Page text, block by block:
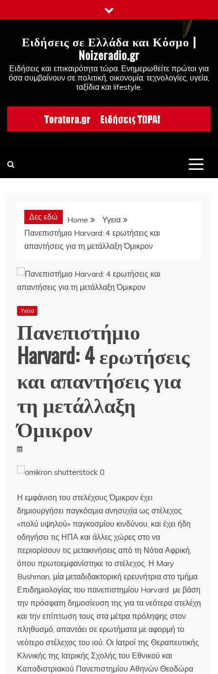
to
Ειδήσεις σε Ελλάδα και Κόσμο |
Noizeradio.gr
Ειδήσεις και επικαιρότητα τώρα. Ενημερωθείτε πρώτοι για
όσα συμβαίνουν σε πολιτική, οικονομία, τεχνολογίες, υγεία,
ταξίδια και lifestyle.
Δες εδώ Home
Υγεια
Πανεπιστήμιο Harvard: 4 ερωτήσεις και
απαντήσεις για τη μετάλλαξη Όμικρον
Υγεια
Πανεπιστήμιο
Harvard: 4 ερωτήσεις
και απαντήσεις για
τη μετάλλαξη
Όμικρον
Η εμφάνιση του στελέχους Όμικρον έχει
δημιουργήσει παγκόσμια ανησυχία ως στέλεχος
«πολύ υψηλού» παγκοσμίου κινδύνου, και έχει ήδη
οδηγήσει τις ΗΠΑ και άλλες χώρες στο να
περιορίσουν τις μετακινήσεις από τη Νότια Αφρική,
όπου πρωτοεμφανίστηκε το στέλεχος. Η Mary
Bushman, μία μεταδιδακτορική ερευνήτρια στο τμήμα
Επιδημιολογίας του πανεπιστημίου Harvard με βάση
την πρόσφατη δημοσίευση της για τα νεότερα στελέχη
και την επίπτωση τους στα μέτρα πρόληψης στον
πληθυσμό, απαντάει σε ερωτήματα με αφορμή το
νεότερο στέλεχος του ιού. Οι Ιατροί της Θεραπευτικής
Κλινικής της Ιατρικής Σχολής του Εθνικού και
Καποδιστριακού Πανεπιστημίου Αθηνών Θεοδώρα